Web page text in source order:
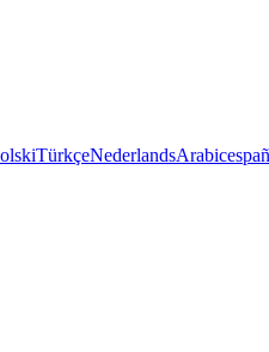
TürkçeNederlandsArabic